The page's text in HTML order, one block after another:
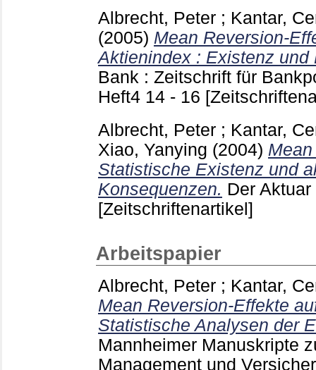
Albrecht, Peter ; Kantar,
(2005) Mean Reversion-
Aktienindex : Existenz und
Bank : Zeitschrift für
Heft4 14 - 16
Albrecht, Peter ; Kantar,
Xiao, Yanying (2004)
Statistische Existenz und
Konsequenzen. Der
[Zeitschriftenartikel]
Arbeitspapier
Albrecht, Peter ; Kantar,
Mean Reversion-Effekte
Statistische Analysen der
Mannheimer Manuskripte
Management und